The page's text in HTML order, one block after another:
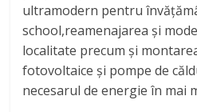
ultramodern pentru
school,reamenajarea și
localitate precum și
fotovoltaice și pompe de
necesarul de energie în mai